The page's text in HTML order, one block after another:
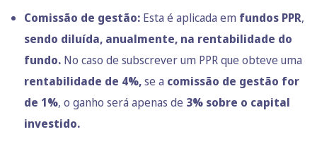
Comissão de gestão: Esta é aplicada em fundos PPR,
sendo diluída, anualmente, na rentabilidade do
fundo. No caso de subscrever um PPR que obteve uma
rentabilidade de 4%,se a comissão de gestão for
de 1%, o ganho será apenas de 3% sobre o capital
investido.